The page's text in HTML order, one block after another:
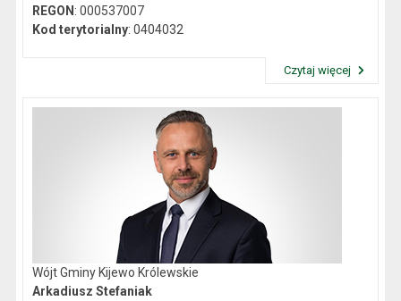
REGON : 000537007
Kod terytorialny: 0404032
Czytaj więcej
Wójt Gminy Kijewo Królewskie
Arkadiusz Stefaniak